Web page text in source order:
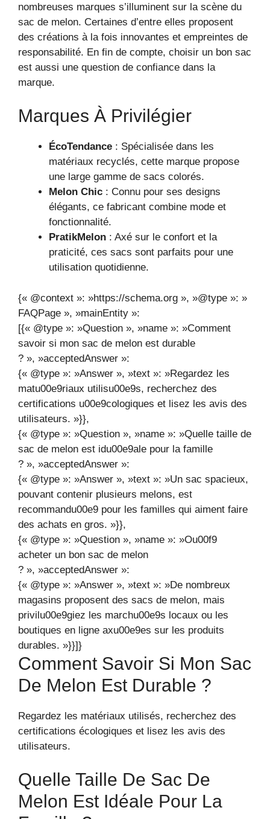
nombreuses marques s’illuminent sur la scène du
sac de melon. Certaines d’entre elles proposent
des créations à la fois innovantes et empreintes de
responsabilité. En fin de compte, choisir un bon sac
est aussi une question de confiance dans la
marque.
Marques À Privilégier
ÉcoTendance : Spécialisée dans les
matériaux recyclés, cette marque propose
une large gamme de sacs colorés.
Melon Chic : Connu pour ses designs
élégants, ce fabricant combine mode et
fonctionnalité.
PratikMelon : Axé sur le confort et la
praticité, ces sacs sont parfaits pour une
utilisation quotidienne.
{« @context »: »https://schema.org », »@type »: »
FAQPage », »mainEntity »:
[{« @type »: »Question », »name »: »Comment
savoir si mon sac de melon est durable
? », »acceptedAnswer »:
{« @type »: »Answer », »text »: »Regardez les
matu00e9riaux utilisu00e9s, recherchez des
certifications u00e9cologiques et lisez les avis des
utilisateurs. »}},
{« @type »: »Question », »name »: »Quelle taille de
sac de melon est idu00e9ale pour la famille
? », »acceptedAnswer »:
{« @type »: »Answer », »text »: »Un sac spacieux,
pouvant contenir plusieurs melons, est
recommandu00e9 pour les familles qui aiment faire
des achats en gros. »}},
{« @type »: »Question », »name »: »Ou00f9
acheter un bon sac de melon
? », »acceptedAnswer »:
{« @type »: »Answer », »text »: »De nombreux
magasins proposent des sacs de melon, mais
privilu00e9giez les marchu00e9s locaux ou les
boutiques en ligne axu00e9es sur les produits
durables. »}}]}
Comment Savoir Si Mon Sac
De Melon Est Durable ?
Regardez les matériaux utilisés, recherchez des
certifications écologiques et lisez les avis des
utilisateurs.
Quelle Taille De Sac De
Melon Est Idéale Pour La